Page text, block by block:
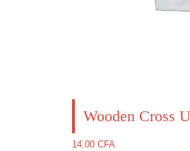
Wooden Cross
14.00 CFA